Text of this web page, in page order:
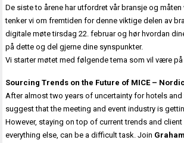
De siste to årene har utfordret vår bransje og måten
tenker vi om fremtiden for denne viktige delen av
digitale møte tirsdag 22. februar og hør hvordan
på dette og del gjerne dine synspunkter.
Vi starter møtet med følgende tema som vil være
Sourcing Trends on the Future of MICE – Nordic
After almost two years of uncertainty for hotels and
suggest that the meeting and event industry is
However, staying on top of current trends and
everything else, can be a difficult task. Join